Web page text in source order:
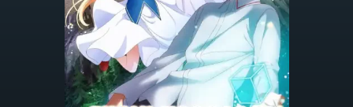
თქვენი ძიების ისტორია
ისტორია ცარიელია
სრული ისტორიის გასუფთავება